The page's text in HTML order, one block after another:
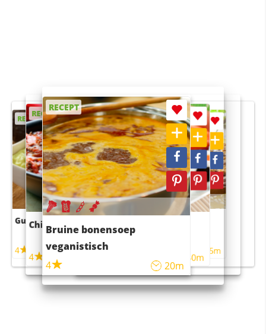
RECEPT
Guacamole
4
RECEPT
Chili con carne
4 45m
RECEPT
Bruine bonensoep
veganistisch
4
20m
RECEPT
Sushi rijstsalade
maaltijdsalade
40m
RECEPT
4 55m